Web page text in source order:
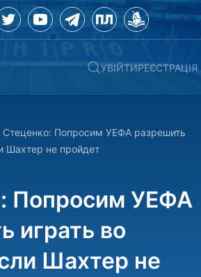
УВІЙТИРЕЄСТРАЦІЯ
Стеценко: Попросим УЕФА разрешить
Шахтер не пройдет
Попросим УЕФА
играть во
Шахтер не